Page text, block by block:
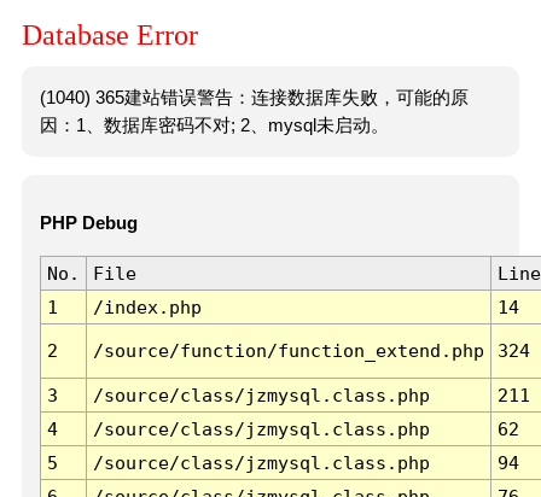
Database Error
(1040) 365建站错误警告：连接数据库失败，可能的原
因：1、数据库密码不对; 2、mysql未启动。
PHP Debug
No. File
Line
1
/index.php 14
2 /source/function/function_extend.php 324
3 /source/class/jzmysql.class.php
211
4
/source/class/jzmysql.class.php
62
5
/source/class/jzmysql.class.php
94